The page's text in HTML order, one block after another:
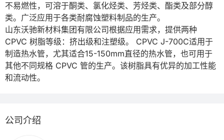
不易燃性，可溶于酮类、氯化烃类、芳烃类、酯类及部分醇
类。广泛应用于各类耐腐蚀塑料制品的生产。
山东沃驰新材料集团有限公司根据应用需求，提供两种
CPVC 树脂等级：挤出级和注塑级。 CPVC J-700C适用于
制造热水管，尤其适合15-150mm直径的热水管，也可用于
其他不同规格 CPVC 管的生产。该树脂具有优异的加工性能
和流动性。
公司介绍